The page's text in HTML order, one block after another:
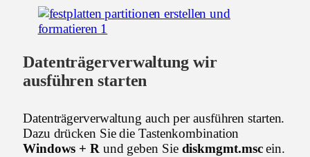
Datenträgerverwaltung wir
ausführen starten
Datenträgerverwaltung auch per ausführen starten.
Dazu drücken Sie die Tastenkombination
Windows + R und geben Sie diskmgmt.mscein.